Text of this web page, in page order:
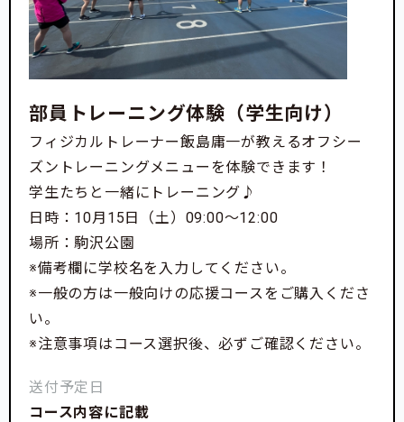
部員トレーニング体験（学生向け）
フィジカルトレーナー飯島庸一が教えるオフシー
ズントレーニングメニューを体験できます！
学生たちと一緒にトレーニング♪
日時：10月15日（土）09:00〜12:00
場所：駒沢公園
※備考欄に学校名を入力してください。
※一般の方は一般向けの応援コースをご購入くださ
い。
※注意事項はコース選択後、必ずご確認ください。
送付予定日
コース内容に記載